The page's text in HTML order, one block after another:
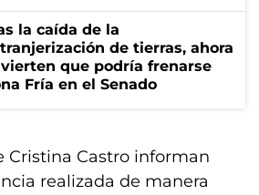
la caída de la
de tierras, ahora
que podría frenarse
Fría en el Senado
Cristina Castro informan
realizada de manera